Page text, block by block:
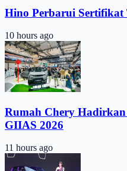
Hino Perbarui
10 hours ago
Rumah Chery
GIIAS 2026
11 hours ago